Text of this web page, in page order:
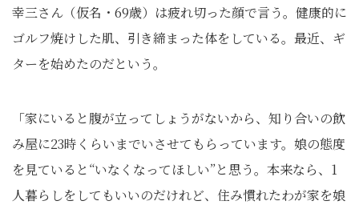
幸三さん（仮名・69歳）は疲れ切った顔で言う。健康的に
ゴルフ焼けした肌、引き締まった体をしている。最近、ギ
ターを始めたのだという。
「家にいると腹が立ってしょうがないから、知り合いの飲
み屋に23時くらいまでいさせてもらっています。娘の態度
を見ていると“いなくなってほしい”と思う。本来なら、1
人暮らしをしてもいいのだけれど、住み慣れたわが家を娘